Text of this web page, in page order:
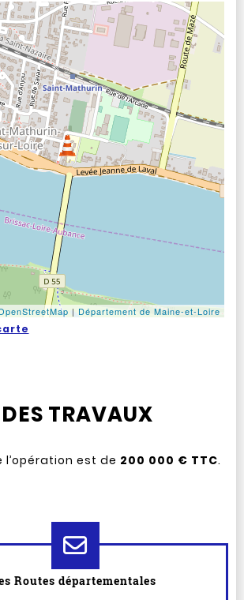
Routes départementales
| Département de Maine-et-Loire
TRAVAUX
est de 200 000 € TTC.